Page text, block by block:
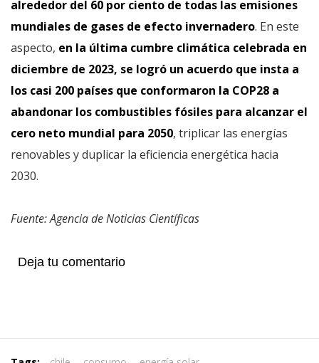
alrededor del 60 por ciento de todas las emisiones
mundiales de gases de efecto invernadero. En este
aspecto, en la última cumbre climática celebrada en
diciembre de 2023, se logró un acuerdo que insta a
los casi 200 países que conformaron la COP28 a
abandonar los combustibles fósiles para alcanzar el
cero neto mundial para 2050, triplicar las energías
renovables y duplicar la eficiencia energética hacia
2030.
Fuente: Agencia de Noticias Científicas
Deja tu comentario